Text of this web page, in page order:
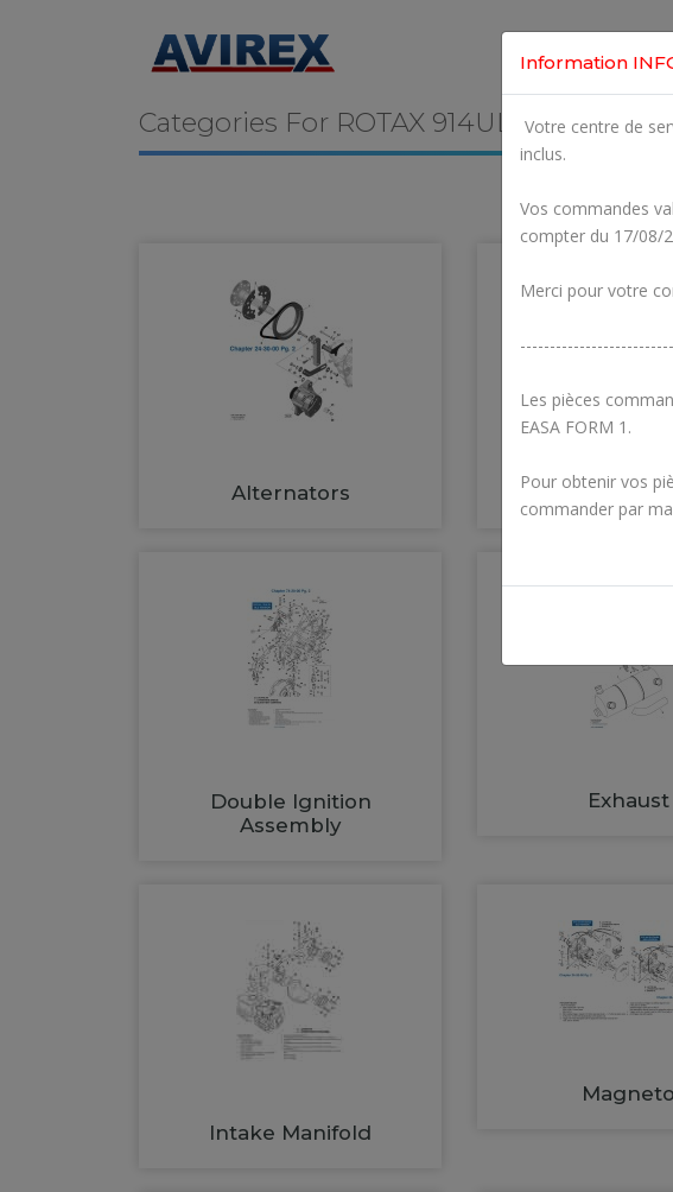
Categories For ROTAX 914UL
Alternators
Double Ignition
Assembly
Exhaust
Intake Manifold
Magneto
Information
Votre centre de
inclus.
Vos commandes
compter du 17/08/
Merci pour votre
Les pièces
EASA FORM 1.
Pour obtenir vos
commander par